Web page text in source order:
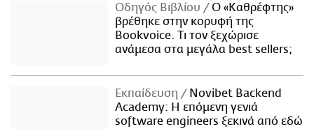
Οδηγός Βιβλίου
Ο «Καθρέφτης»
βρέθηκε στην κορυφή της
Bookvoice. Τι τον ξεχώρισε
ανάμεσα στα μεγάλα best sellers;
Εκπαίδευση
Novibet Backend
Academy: Η επόμενη γενιά
software engineers ξεκινά από εδώ